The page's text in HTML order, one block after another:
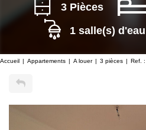
3 Pièces
1 salle(s) d'eau
Accueil Appartements A louer 3 pièces Ref.